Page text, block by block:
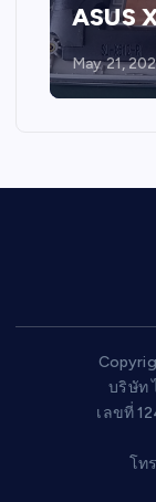
ASUS
May 21,
บริษัท
เลขที่
โท